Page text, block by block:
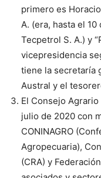
primero es
A. (era, hasta el
Tecpetrol S. A.) y
vicepresidencia
tiene la secretaría
Austral y el
El Consejo
julio de 2020 con
CONINAGRO
Agropecuaria),
(CRA) y